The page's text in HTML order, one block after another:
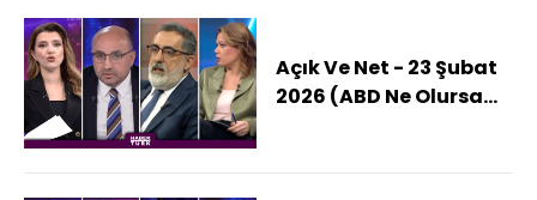
Açık Ve Net - 23 Şubat
2026 (ABD Ne Olursa